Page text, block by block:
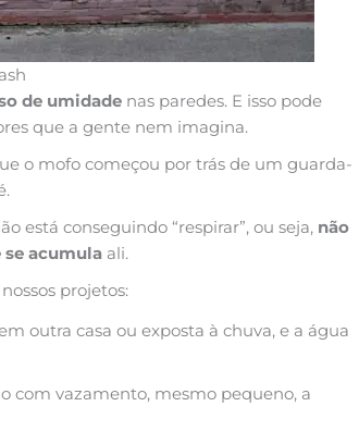
de umidade nas paredes. E isso pode
que a gente nem imagina.
o mofo começou por trás de um guarda-
está conseguindo “respirar”, ou seja, não
se acumula ali.
projetos:
outra casa ou exposta à chuva, e a água
com vazamento, mesmo pequeno, a